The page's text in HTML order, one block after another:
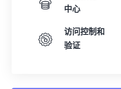
中心
访问控制和
验证